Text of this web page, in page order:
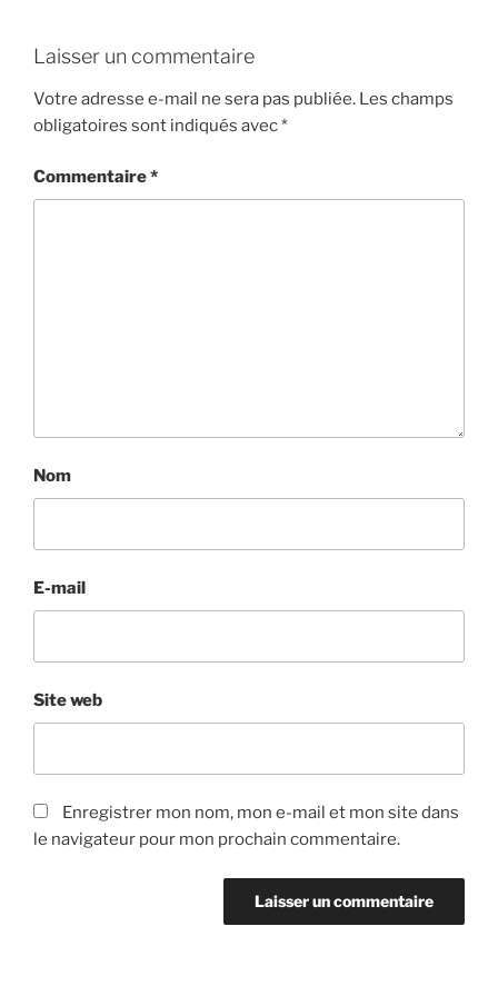
Laisser un commentaire
Votre adresse e-mail ne sera pas publiée. Les champs
obligatoires sont indiqués avec*
Commentaire*
Nom
E-mail
Site web
Enregistrer mon nom, mon e-mail et mon site dans
le navigateur pour mon prochain commentaire.